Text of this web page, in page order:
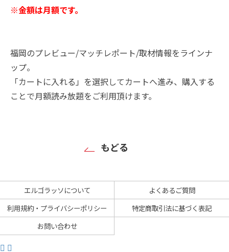
※金額は月額です。
福岡のプレビュー/マッチレポート/取材情報をラインナ
ップ。
「カートに入れる」を選択してカートへ進み、購入する
ことで月額読み放題をご利用頂けます。
もどる
エルゴラッソについて
よくあるご質問
利用規約・プライバシーポリシー
特定商取引法に基づく表記
お問い合わせ